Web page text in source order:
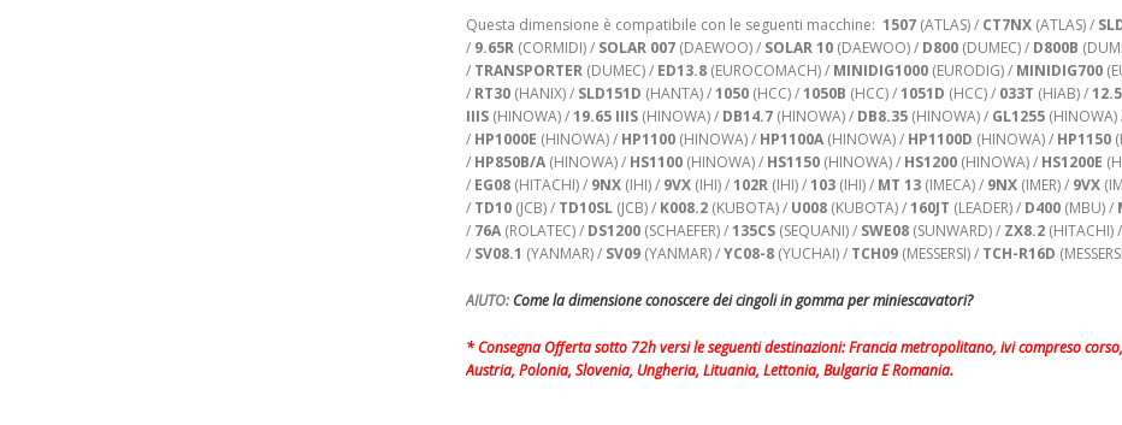
Questa dimensione è compatibile con le seguenti macchine: 1507 (ATLAS) / CT7NX (ATLAS) /
/ 9.65R (CORMIDI) / SOLAR 007 (DAEWOO) / SOLAR 10 (DAEWOO) / D800 (DUMEC) / D800B
/ TRANSPORTER (DUMEC) / ED13.8 (EUROCOMACH) / MINIDIG1000 (EURODIG) / MINIDIG700
/ RT30 (HANIX) / SLD151D (HANTA) /1050 (HCC) /1050B (HCC) /1051D (HCC) / 033T (HIAB) /
IIIS (HINOWA) /19.65 IIIS (HINOWA) / DB14.7 (HINOWA) / DB8.35 (HINOWA) / GL1255 (HINOWA)
/ HP1000E (HINOWA) / HP1100 (HINOWA) / HP1100A (HINOWA) / HP1100D (HINOWA) / HP1150
/ HP850B/A (HINOWA) / HS1100 (HINOWA) / HS1150 (HINOWA) / HS1200 (HINOWA) / HS1200E
/ EG08 (HITACHI) / 9NX (IHI) / 9VX (IHI) /102R (IHI) /103 (IHI) / MT 13 (IMECA) / 9NX (IMER) / 9VX
/ TD10 (JCB) / TD10SL (JCB) / K008.2 (KUBOTA) / U008 (KUBOTA) /160JT (LEADER) / D400 (MBU) /
/ 76A (ROLATEC) / DS1200 (SCHAEFER) /135CS (SEQUANI) / SWE08 (SUNWARD) / ZX8.2 (HITACHI) /
/ SV08.1 (YANMAR) / SV09 (YANMAR) /YC08-8 (YUCHAI) / TCH09 (MESSERSI) / TCH-R16D
AIUTO: Come la dimensione conoscere dei cingoli in gomma per miniescavatori?
* Consegna Offerta sotto 72h versi le seguenti destinazioni: Francia metropolitano, ivi compreso
Austria, Polonia, Slovenia, Ungheria, Lituania, Lettonia, Bulgaria E Romania.